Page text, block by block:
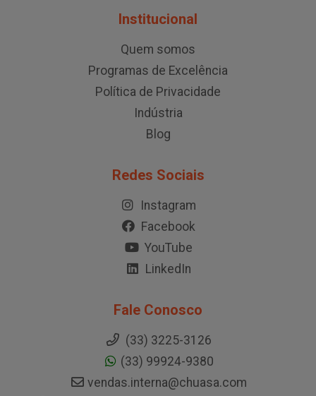
Institucional
Quem somos
Programas de Excelência
Política de Privacidade
Indústria
Blog
Redes Sociais
Instagram
Facebook
YouTube
LinkedIn
Fale Conosco
(33) 3225-3126
(33) 99924-9380
vendas.interna@chuasa.com